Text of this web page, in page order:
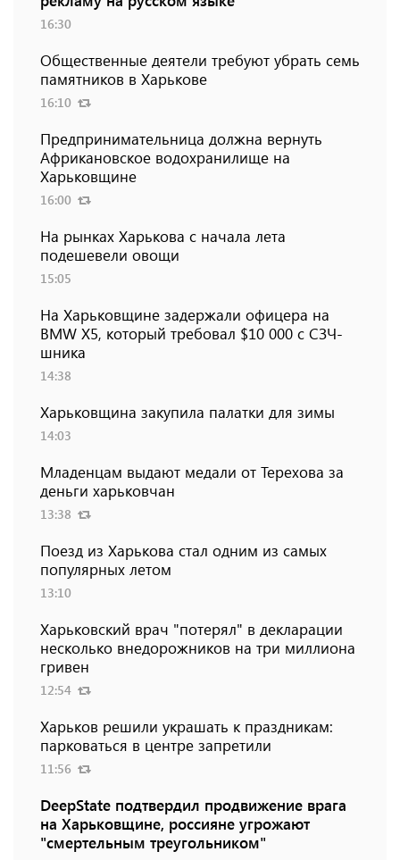
16:30
Общественные деятели требуют убрать семь
памятников в Харькове
16:10
Предпринимательница должна вернуть
Африкановское водохранилище на
Харьковщине
16:00
На рынках Харькова с начала лета
подешевели овощи
15:05
На Харьковщине задержали офицера на
BMW Х5, который требовал $10 000 с СЗЧ-
шника
14:38
Харьковщина закупила палатки для зимы
14:03
Младенцам выдают медали от Терехова за
деньги харьковчан
13:38
Поезд из Харькова стал одним из самых
популярных летом
13:10
Харьковский врач "потерял" в декларации
несколько внедорожников на три миллиона
гривен
12:54
Харьков решили украшать к праздникам:
парковаться в центре запретили
11:56
DeepState подтвердил продвижение врага
на Харьковщине, россияне угрожают
"смертельным треугольником"